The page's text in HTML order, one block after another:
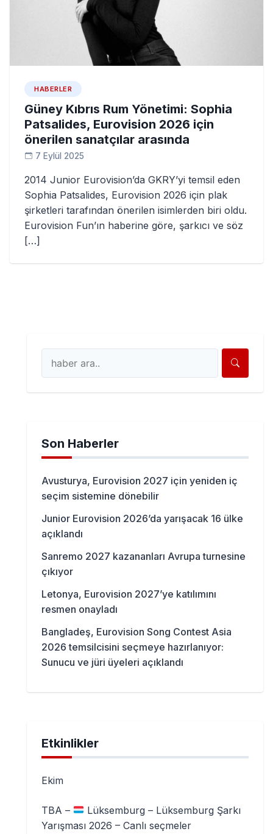
HABERLER
Güney Kıbrıs Rum Yönetimi: Sophia
Patsalides, Eurovision 2026 için
önerilen sanatçılar arasında
7 Eylül 2025
2014 Junior Eurovision’da GKRY’yi temsil eden
Sophia Patsalides, Eurovision 2026 için plak
şirketleri tarafından önerilen isimlerden biri oldu.
Eurovision Fun’ın haberine göre, şarkıcı ve söz
[…]
Son Haberler
Avusturya, Eurovision 2027 için yeniden iç
seçim sistemine dönebilir
Junior Eurovision 2026’da yarışacak 16 ülke
açıklandı
Sanremo 2027 kazananları Avrupa turnesine
çıkıyor
Letonya, Eurovision 2027’ye katılımını
resmen onayladı
Bangladeş, Eurovision Song Contest Asia
2026 temsilcisini seçmeye hazırlanıyor:
Sunucu ve jüri üyeleri açıklandı
Etkinlikler
Ekim
TBA –
Lüksemburg – Lüksemburg Şarkı
Yarışması 2026 – Canlı seçmeler